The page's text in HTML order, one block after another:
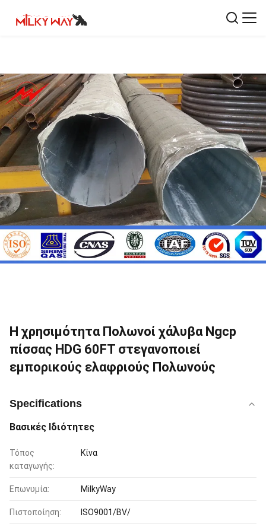
Η χρησιμότητα Πολωνοί χάλυβα Ngcp
πίσσας HDG 60FT στεγανοποιεί
εμπορικούς ελαφριούς Πολωνούς
Specifications
Βασικές Ιδιότητες
Τόπος
καταγωγής:
Κίνα
Επωνυμία: MilkyWay
Πιστοποίηση: ISO9001/BV/